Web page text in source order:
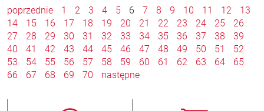
poprzednie 1 2 3 4 5 6 7 8 9 10 11 12
13
14
15 16 17 18 19 20 21 22 23 24 25
26
27
28 29 30 31 32 33 34 35 36 37 38
39
40
41 42 43 44 45 46 47 48 49 50 51
52
53
54 55 56 57 58 59 60 61 62 63 64
65
66
67 68 69 70 następne